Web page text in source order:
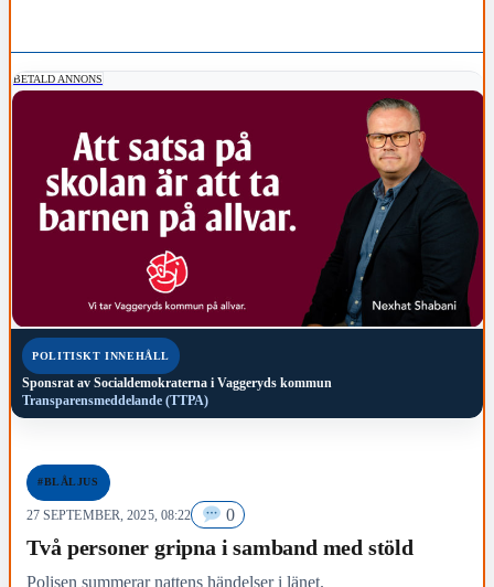
BETALD ANNONS
POLITISKT INNEHÅLL
Sponsrat av Socialdemokraterna i Vaggeryds kommun
Transparensmeddelande (TTPA)
#BLÅLJUS
27 SEPTEMBER, 2025, 08:22 0
Två personer gripna i samband med stöld
Polisen summerar nattens händelser i länet.